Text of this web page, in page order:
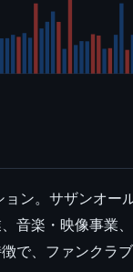
ン。サザンオ
音楽・映像事業
で、ファンクラ